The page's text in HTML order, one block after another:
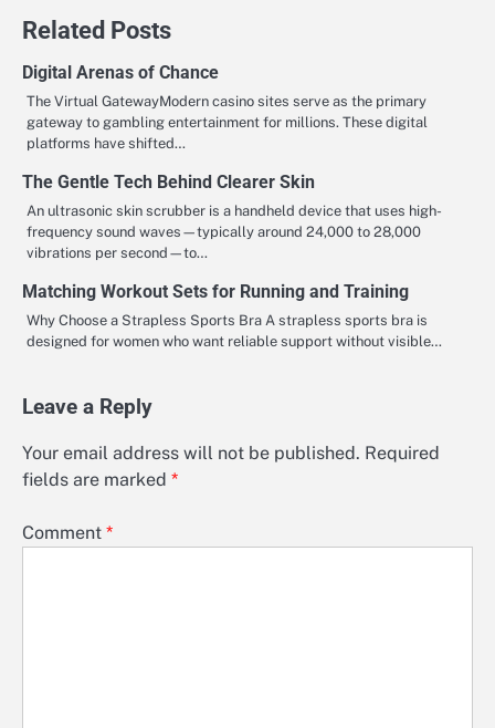
Related Posts
Digital Arenas of Chance
The Virtual GatewayModern casino sites serve as the primary
gateway to gambling entertainment for millions. These digital
platforms have shifted…
The Gentle Tech Behind Clearer Skin
An ultrasonic skin scrubber is a handheld device that uses high-
frequency sound waves—typically around 24,000 to 28,000
vibrations per second—to…
Matching Workout Sets for Running and Training
Why Choose a Strapless Sports Bra A strapless sports bra is
designed for women who want reliable support without visible…
Leave a Reply
Your email address will not be published. Required
fields are marked *
Comment *